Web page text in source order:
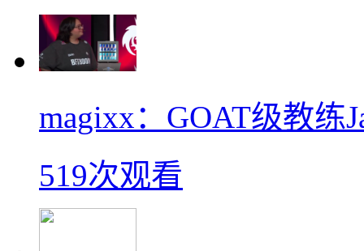
magixx：GOAT级教练
519次观看